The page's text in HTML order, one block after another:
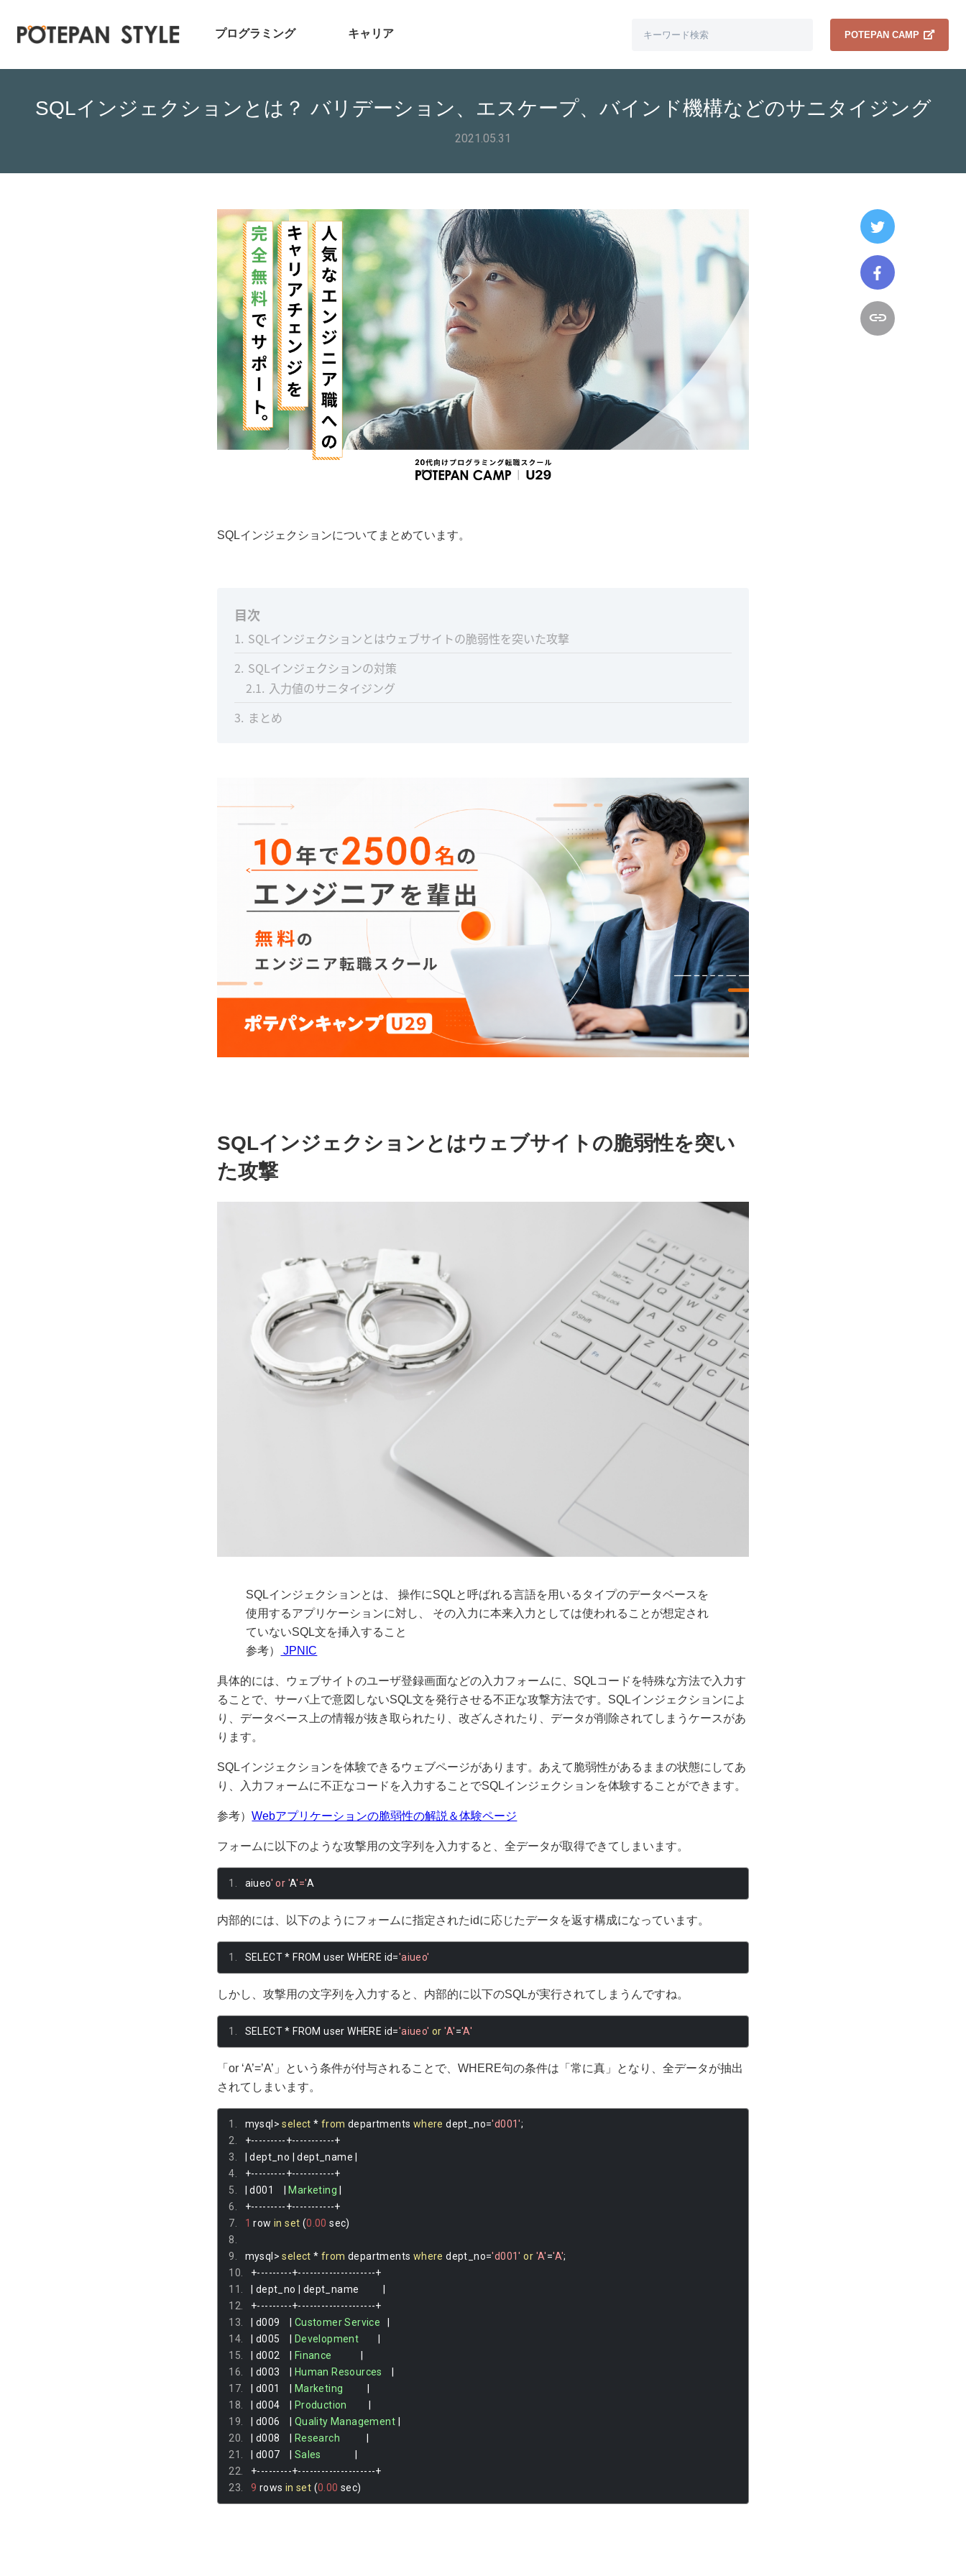
プログラミング キャリア POTEPAN CAMP
SQLインジェクションとは？ バリデーション、エスケープ、バインド機構などのサニタイジング
2021.05.31
SQLインジェクションについてまとめています。
目次
1 SQLインジェクションとはウェブサイトの脆弱性を突いた攻撃
2 SQLインジェクションの対策
2.1 入力値のサニタイジング
3 まとめ
SQLインジェクションとはウェブサイトの脆弱性を突い
た攻撃
SQLインジェクションとは、 操作にSQLと呼ばれる言語を用いるタイプのデータベースを
使用するアプリケーションに対し、 その入力に本来入力としては使われることが想定され
ていないSQL文を挿入すること
参考）
JPNIC
具体的には、ウェブサイトのユーザ登録画面などの入力フォームに、SQLコードを特殊な方法で入力す
ることで、サーバ上で意図しないSQL文を発行させる不正な攻撃方法です。SQLインジェクションによ
り、データベース上の情報が抜き取られたり、改ざんされたり、データが削除されてしまうケースがあ
ります。
SQLインジェクションを体験できるウェブページがあります。あえて脆弱性があるままの状態にしてあ
り、入力フォームに不正なコードを入力することでSQLインジェクションを体験することができます。
参考）Webアプリケーションの脆弱性の解説＆体験ページ
フォームに以下のような攻撃用の文字列を入力すると、全データが取得できてしまいます。
aiueo' or 'A'='A
内部的には、以下のようにフォームに指定されたidに応じたデータを返す構成になっています。
SELECT * FROM user WHERE id='aiueo'
しかし、攻撃用の文字列を入力すると、内部的に以下のSQLが実行されてしまうんですね。
SELECT * FROM user WHERE id='aiueo' or 'A'='A'
「or ‘A’=’A’」という条件が付与されることで、WHERE句の条件は「常に真」となり、全データが抽出
されてしまいます。
mysql> select * from departments where dept_no='d001';
+---------+-----------+
| dept_no | dept_name |
+---------+-----------+
| d001 | Marketing |
+---------+-----------+
1 row in set (0.00 sec)
mysql> select * from departments where dept_no='d001' or 'A'='A';
+---------+--------------------+
| dept_no | dept_name |
+---------+--------------------+
| d009 | Customer Service
|
| d005 | Development
|
| d002 | Finance
|
| d003 | Human Resources
|
| d001 | Marketing
|
| d004 | Production
|
| d006 | Quality Management |
| d008 | Research
|
| d007 | Sales
|
+---------+--------------------+
9 rows in set (0.00 sec)